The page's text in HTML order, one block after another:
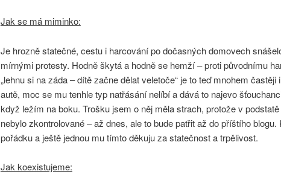
Jak se má miminko:
Je hrozně statečné, cestu i harcování po dočasných domovech
mírnými protesty. Hodně škytá a hodně se hemží – proti původnímu
„lehnu si na záda – dítě začne dělat veletoče“ je to teď mnohem častěji
autě, moc se mu tenhle typ natřásání nelíbí a dává to najevo
když ležím na boku. Trošku jsem o něj měla strach, protože v
nebylo zkontrolované – až dnes, ale to bude patřit až do příštího blogu.
pořádku a ještě jednou mu tímto děkuju za statečnost a trpělivost.
Jak koexistujeme: